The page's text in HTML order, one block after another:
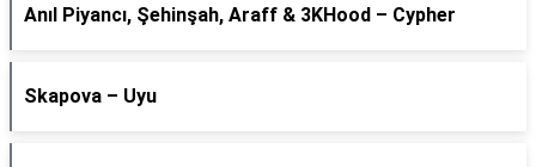
Anıl Piyancı, Şehinşah, Araff & 3KHood – Cypher
Skapova – Uyu